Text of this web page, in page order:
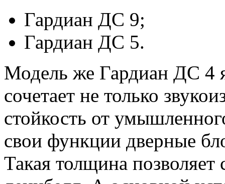
Гардиан ДС 9;
Гардиан ДС 5.
Модель же Гардиан ДС 4
сочетает не только
стойкость от
свои функции дверные
Такая толщина